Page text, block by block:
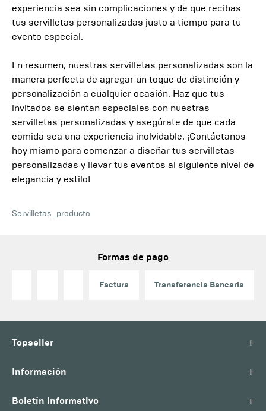
experiencia sea sin complicaciones y de que recibas
tus servilletas personalizadas justo a tiempo para tu
evento especial.
En resumen, nuestras servilletas personalizadas son la
manera perfecta de agregar un toque de distinción y
personalización a cualquier ocasión. Haz que tus
invitados se sientan especiales con nuestras
servilletas personalizadas y asegúrate de que cada
comida sea una experiencia inolvidable. ¡Contáctanos
hoy mismo para comenzar a diseñar tus servilletas
personalizadas y llevar tus eventos al siguiente nivel de
elegancia y estilo!
Servilletas_producto
Formas de pago
Factura Transferencia Bancaria
Topseller +
Información +
Boletín informativo +